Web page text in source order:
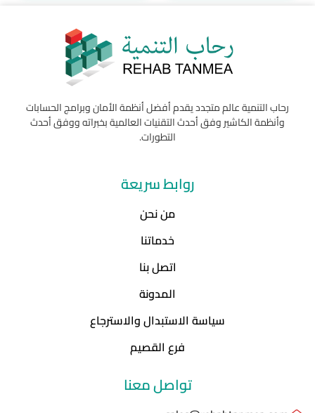
رحاب التنمية عالم متجدد يقدم أفضل أنظمة الأمان وبرامج الحسابات
وأنظمة الكاشير وفق أحدث التقنيات العالمية بخبراته ووفق أحدث
التطورات.
روابط سريعة
من نحن
خدماتنا
اتصل بنا
المدونة
سياسة الاستبدال والاسترجاع
فرع القصيم
تواصل معنا